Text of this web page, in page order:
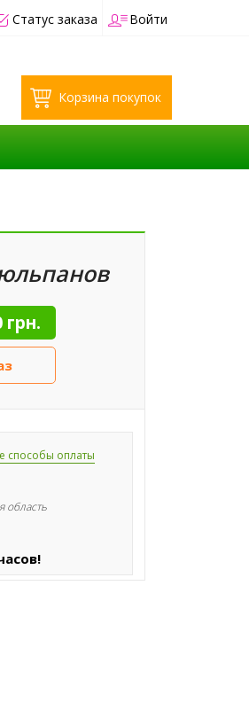
Статус заказа Войти
Корзина покупок
грн.
способы оплаты
область